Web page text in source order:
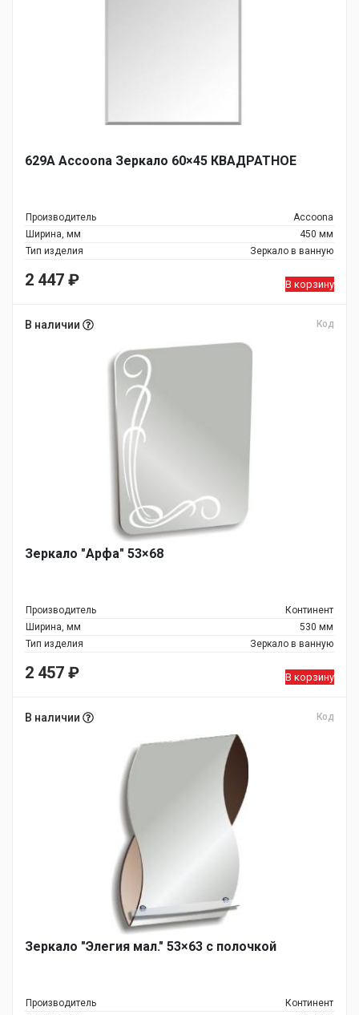
629А Accoona Зеркало 60×45 КВАДРАТНОЕ
Производитель
Accoona
Ширина, мм
450 мм
Тип изделия
Зеркало в ванную
2 447 ₽ В корзину
В наличии Код
Зеркало "Арфа" 53×68
Производитель
Континент
Ширина, мм
530 мм
Тип изделия
Зеркало в ванную
2 457 ₽ В корзину
В наличии Код
Зеркало "Элегия мал." 53×63 с полочкой
Производитель
Континент